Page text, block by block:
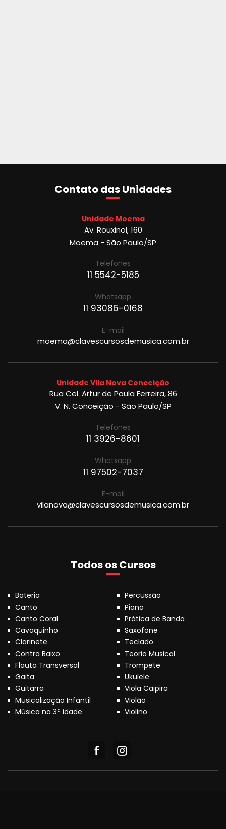
Contato das Unidades
Unidade Moema
Av. Rouxinol, 160
Moema - São Paulo/SP
Telefones
11 5542-5185
Whatsapp
11 93086-0168
E-mail
moema@clavescursosdemusica.com.br
Unidade Vila Nova Conceição
Rua Cel. Artur de Paula Ferreira, 86
V. N. Conceição - São Paulo/SP
Telefones
11 3926-8601
Whatsapp
11 97502-7037
E-mail
vilanova@clavescursosdemusica.com.br
Todos os Cursos
Bateria
Canto
Canto Coral
Cavaquinho
Clarinete
Contra Baixo
Flauta Transversal
Gaita
Guitarra
Musicalização Infantil
Música na 3ª idade
Percussão
Piano
Prática de Banda
Saxofone
Teclado
Teoria Musical
Trompete
Ukulele
Viola Caipira
Violão
Violino